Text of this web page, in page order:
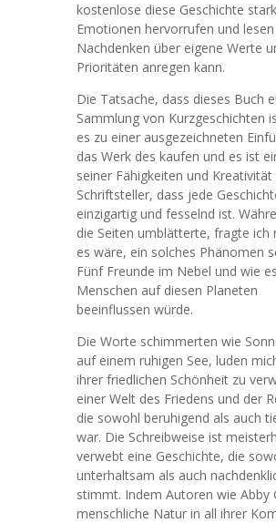
kostenlose diese Geschichte
Emotionen hervorrufen und lesen
Nachdenken über eigene Werte
Prioritäten anregen kann.
Die Tatsache, dass dieses Buch
Sammlung von Kurzgeschichten
es zu einer ausgezeichneten
das Werk des kaufen und es ist
seiner Fähigkeiten und Kreativität
Schriftsteller, dass jede
einzigartig und fesselnd ist.
die Seiten umblätterte, fragte ich
es wäre, ein solches Phänomen
Fünf Freunde im Nebel und wie
Menschen auf diesen Planeten
beeinflussen würde.
Die Worte schimmerten wie
auf einem ruhigen See, luden
ihrer friedlichen Schönheit zu
einer Welt des Friedens und der
die sowohl beruhigend als auch
war. Die Schreibweise ist
verwebt eine Geschichte, die
unterhaltsam als auch
stimmt. Indem Autoren wie Abby
menschliche Natur in all ihrer